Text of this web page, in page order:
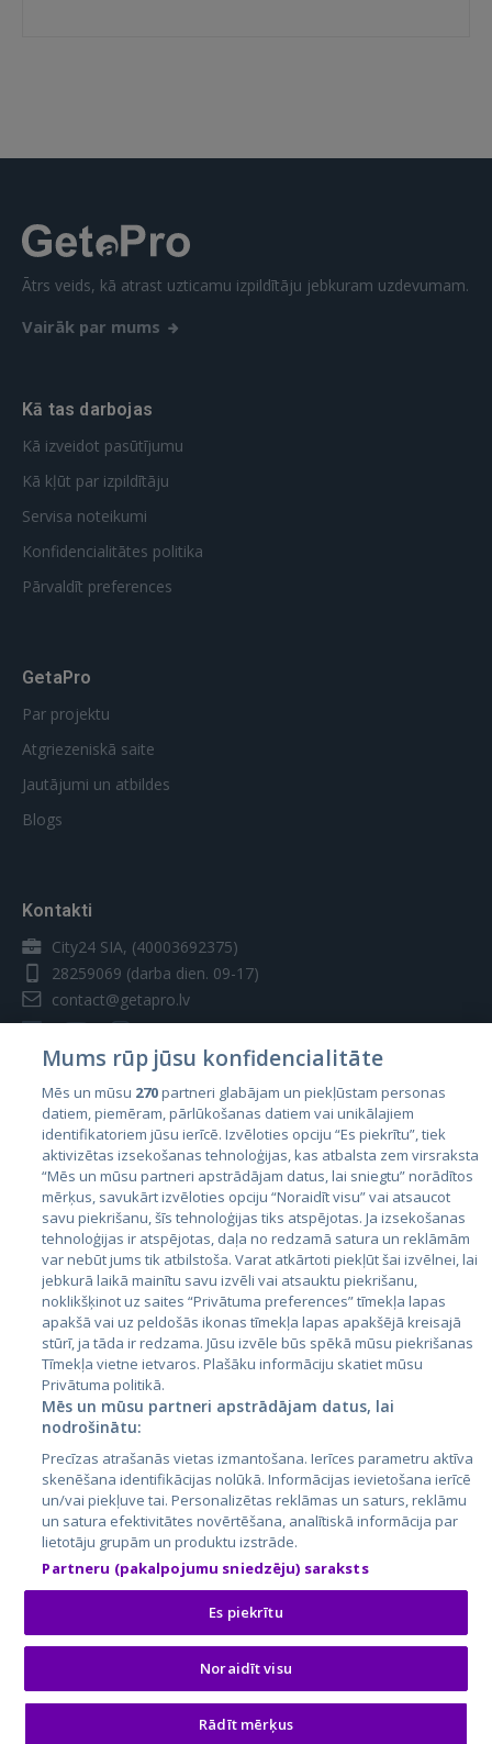
Ātrs veids, kā atrast uzticamu izpildītāju jebkuram uzdevumam.
Vairāk par mums
Kā tas darbojas
Kā izveidot pasūtījumu
Kā kļūt par izpildītāju
Servisa noteikumi
Konfidencialitātes politika
Pārvaldīt preferences
GetaPro
Par projektu
Atgriezeniskā saite
Jautājumi un atbildes
Blogs
Kontakti
City24 SIA, (40003692375)
28259069 (darba dien. 09-17)
contact@getapro.lv
Valstis
Igaunija
Latvija
Lietuva
City24.lv
City24.ee
GetaPro.lv
GetaPro.ee
Skelbiu.lt
Autoplius.lt
Aruodas.lt
Kainos.lt
Paslaugos.lt
auto24.ee
KV.ee
Osta.ee
KuldneBörs.ee
Mums rūp jūsu konfidencialitāte
Mēs un mūsu 270partneri glabājam un piekļūstam personas
datiem, piemēram, pārlūkošanas datiem vai unikālajiem
identifikatoriem jūsu ierīcē. Izvēloties opciju “Es piekrītu”, tiek
aktivizētas izsekošanas tehnoloģijas, kas atbalsta zem virsraksta
“Mēs un mūsu partneri apstrādājam datus, lai sniegtu” norādītos
mērķus, savukārt izvēloties opciju “Noraidīt visu” vai atsaucot
savu piekrišanu, šīs tehnoloģijas tiks atspējotas. Ja izsekošanas
tehnoloģijas ir atspējotas, daļa no redzamā satura un reklāmām
var nebūt jums tik atbilstoša. Varat atkārtoti piekļūt šai izvēlnei, lai
jebkurā laikā mainītu savu izvēli vai atsauktu piekrišanu,
noklikšķinot uz saites “Privātuma preferences” tīmekļa lapas
apakšā vai uz peldošās ikonas tīmekļa lapas apakšējā kreisajā
stūrī, ja tāda ir redzama. Jūsu izvēle būs spēkā mūsu piekrišanas
Tīmekļa vietne ietvaros. Plašāku informāciju skatiet mūsu
Privātuma politikā.
Mēs un mūsu partneri apstrādājam datus, lai
nodrošinātu:
Precīzas atrašanās vietas izmantošana. Ierīces parametru aktīva
skenēšana identifikācijas nolūkā. Informācijas ievietošana ierīcē
un/vai piekļuve tai. Personalizētas reklāmas un saturs, reklāmu
un satura efektivitātes novērtēšana, analītiskā informācija par
lietotāju grupām un produktu izstrāde.
Partneru (pakalpojumu sniedzēju) saraksts
Es piekrītu
Noraidīt visu
Rādīt mērķus